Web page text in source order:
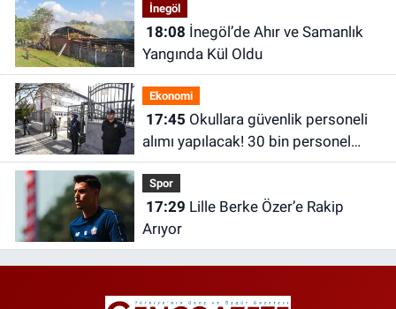
İnegöl
18:08
Yangında Kül Oldu
Ekonomi
17:45
alımı yapılacak! 30 bin personel
alınacak
Spor
17:29
Arıyor